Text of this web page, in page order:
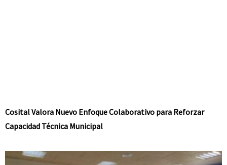
Cosital Valora Nuevo Enfoque Colaborativo para Reforzar
Capacidad Técnica Municipal